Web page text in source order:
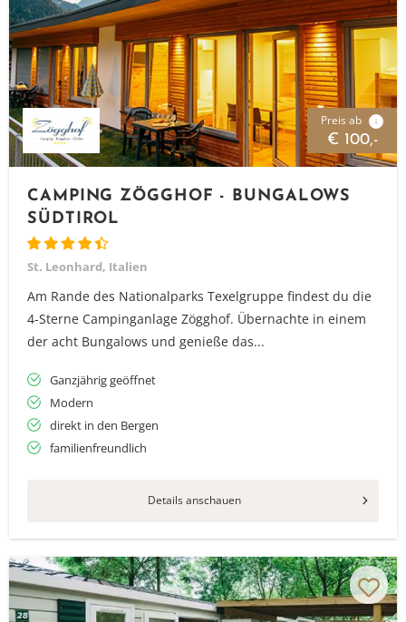
Preis ab i
€ 100,-
CAMPING ZÖGGHOF - BUNGALOWS
SÜDTIROL
St. Leonhard, Italien
Am Rande des Nationalparks Texelgruppe findest du die
4-Sterne Campinganlage Zögghof. Übernachte in einem
der acht Bungalows und genieße das...
Ganzjährig geöffnet
Modern
direkt in den Bergen
familienfreundlich
Details anschauen
Vielen Dank für das Abonnieren unseres Newsletters.